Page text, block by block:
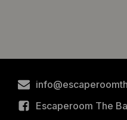
Escaperoom The